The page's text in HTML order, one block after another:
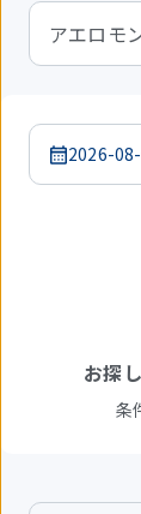
アエロモ
2026-
果
お探
条